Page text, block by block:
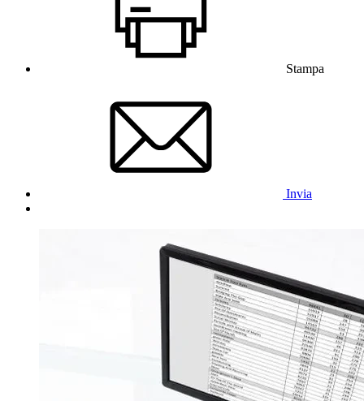
Stampa
Invia